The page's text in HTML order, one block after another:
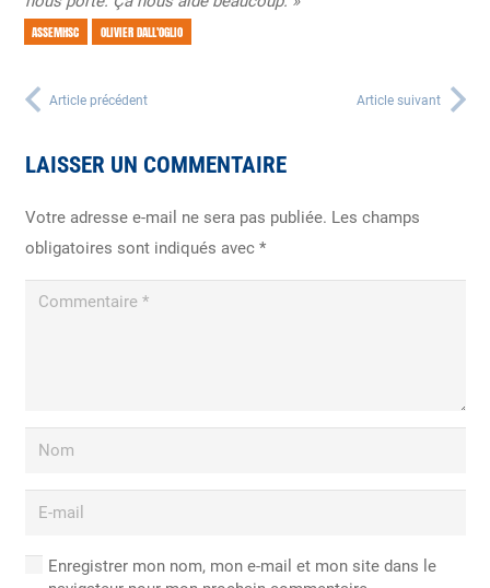
ASSEMHSC OLIVIER DALL'OGLIO
Article précédent Article suivant
LAISSER UN COMMENTAIRE
Votre adresse e-mail ne sera pas publiée. Les champs
obligatoires sont indiqués avec *
Enregistrer mon nom, mon e-mail et mon site dans le